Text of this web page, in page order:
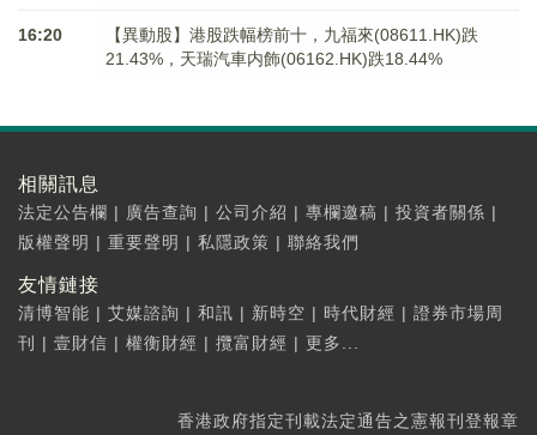
16:20
【異動股】港股跌幅榜前十，九福來(08611.HK)跌
21.43%，天瑞汽車内飾(06162.HK)跌18.44%
相關訊息
法定公告欄 | 廣告查詢 | 公司介紹 | 專欄邀稿 | 投資者關係 |
版權聲明 | 重要聲明 | 私隱政策 | 聯絡我們
友情鏈接
清博智能 | 艾媒諮詢 | 和訊 | 新時空 | 時代財經 | 證券市場周
刊
| 壹財信 | 權衡財經 | 攬富財經 | 更多...
香港政府指定刊載法定通告之憲報刊登報章